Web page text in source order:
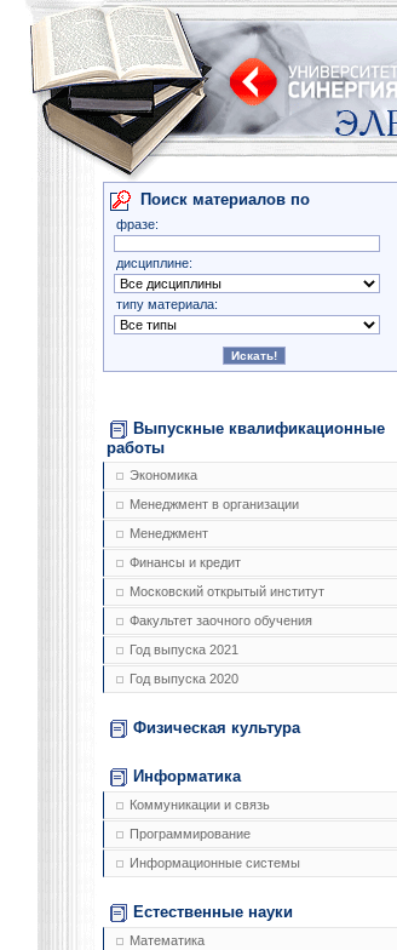
Поиск материалов по
фразе:
дисциплине:
типу материала:
Выпускные квалификационные
работы
Экономика
Менеджмент в организации
Менеджмент
Финансы и кредит
Московский открытый институт
Факультет заочного обучения
Год выпуска 2021
Год выпуска 2020
Физическая культура
Информатика
Коммуникации и связь
Программирование
Информационные системы
Естественные науки
Математика